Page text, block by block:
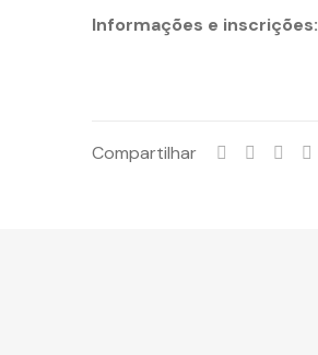
Informações e inscrições:
Compartilhar